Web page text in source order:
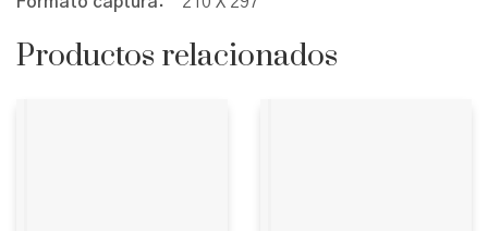
Productos relacionados